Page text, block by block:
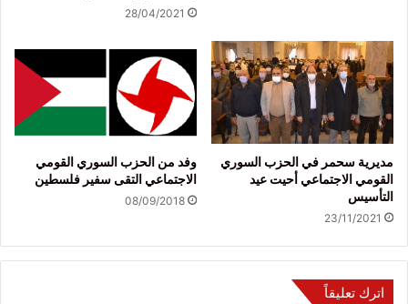
28/04/2021
مديرية سحمر في الحزب السوري
القومي الاجتماعي أحيت عيد
التأسيس
23/11/2021
وفد من الحزب السوري القومي
الاجتماعي التقى سفير فلسطين
08/09/2018
اترك تعليقاً